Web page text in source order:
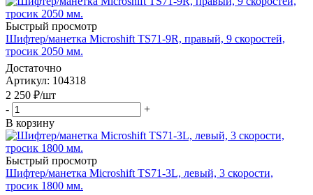
Быстрый просмотр
Шифтер/манетка Microshift TS71-9R, правый, 9 скоростей,
тросик 2050 мм.
Достаточно
Артикул: 104318
2 250 ₽/шт
-
+
В корзину
Быстрый просмотр
Шифтер/манетка Microshift TS71-3L, левый, 3 скорости,
тросик 1800 мм.